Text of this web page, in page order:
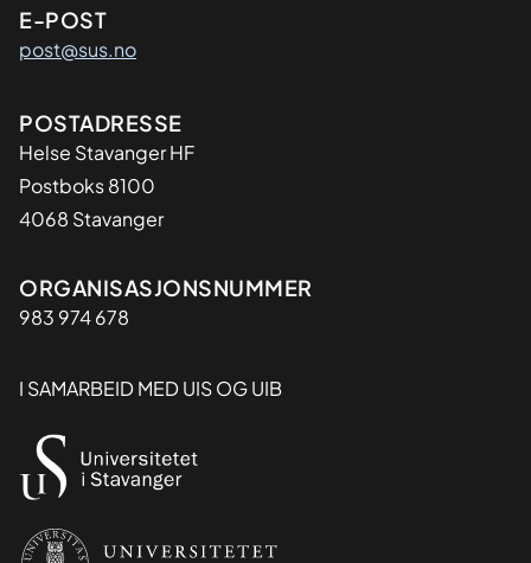
E-POST
post@sus.no
Adresse
POSTADRESSE
Helse Stavanger HF
Postboks 8100
4068 Stavanger
Organisasjon
ORGANISASJONSNUMMER
983 974 678
I SAMARBEID MED UIS OG UIB